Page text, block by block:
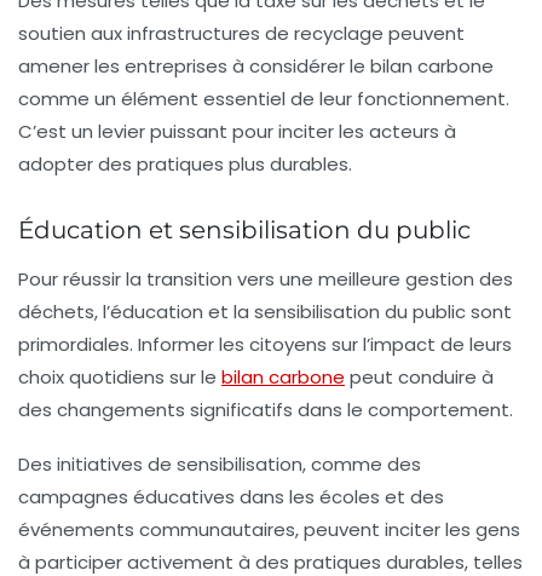
soutien aux infrastructures de recyclage peuvent
amener les entreprises à considérer le bilan carbone
comme un élément essentiel de leur fonctionnement.
C’est un levier puissant pour inciter les acteurs à
adopter des pratiques plus durables.
Éducation et sensibilisation du public
Pour réussir la transition vers une meilleure gestion des
déchets, l’éducation et la sensibilisation du public sont
primordiales. Informer les citoyens sur l’impact de leurs
choix quotidiens sur le bilan carbone peut conduire à
des changements significatifs dans le comportement.
Des initiatives de sensibilisation, comme des
campagnes éducatives dans les écoles et des
événements communautaires, peuvent inciter les gens
à participer activement à des pratiques durables, telles